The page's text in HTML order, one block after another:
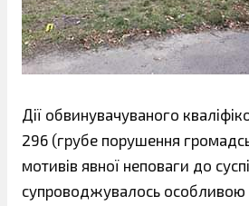
Дії обвинувачуваного
296 (грубе порушення
мотивів явної неповаги до
супроводжувалось особливою